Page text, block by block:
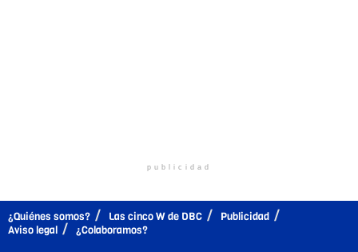
publicidad
¿Quiénes somos? Las cinco W de DBC
Publicidad
Aviso legal
¿Colaboramos?